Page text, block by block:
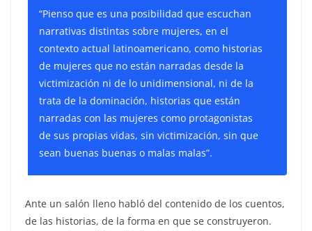
“Pienso que es una posibilidad que escuchan
narrativas distintas sobre mujeres, en el
contexto actual latinoamericano, como historias
de mujeres que no están narradas desde la
victimización ni de lo unidimensional, ni de la
trata de la dominación, historias que están
narradas con las mujeres como protagonistas
de sus propias vidas, sin victimización, sin que
sean buenas buenas o malas malas”.
Ante un salón lleno habló del contenido de los cuentos,
de las historias, de la forma en que se construyeron.